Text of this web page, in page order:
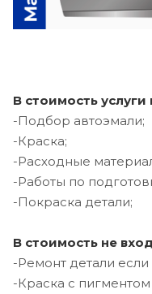
В стоимость услуги
-Подбор автоэмали;
-Краска;
-Расходные
-Работы по
-Покраска детали;
В стоимость не
-Ремонт детали
-Краска с